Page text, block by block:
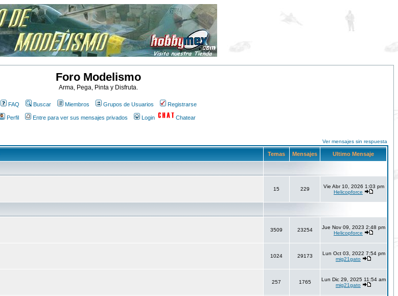
Foro Modelismo
Arma, Pega, Pinta y Disfruta.
FAQ Buscar Miembros Grupos de Usuarios Registrarse
Perfil Entre para ver sus mensajes privados Login Chatear
Ver mensajes sin respuesta
Temas Mensajes Ultimo Mensaje
15 229
Vie Abr 10, 2026 1:03 pm
Helicopforce
3509 23254
Jue Nov 09, 2023 2:48 pm
Helicopforce
1024 29173
Lun Oct 03, 2022 7:54 pm
mig21gato
257 1765
Lun Dic 29, 2025 11:54 am
mig21gato